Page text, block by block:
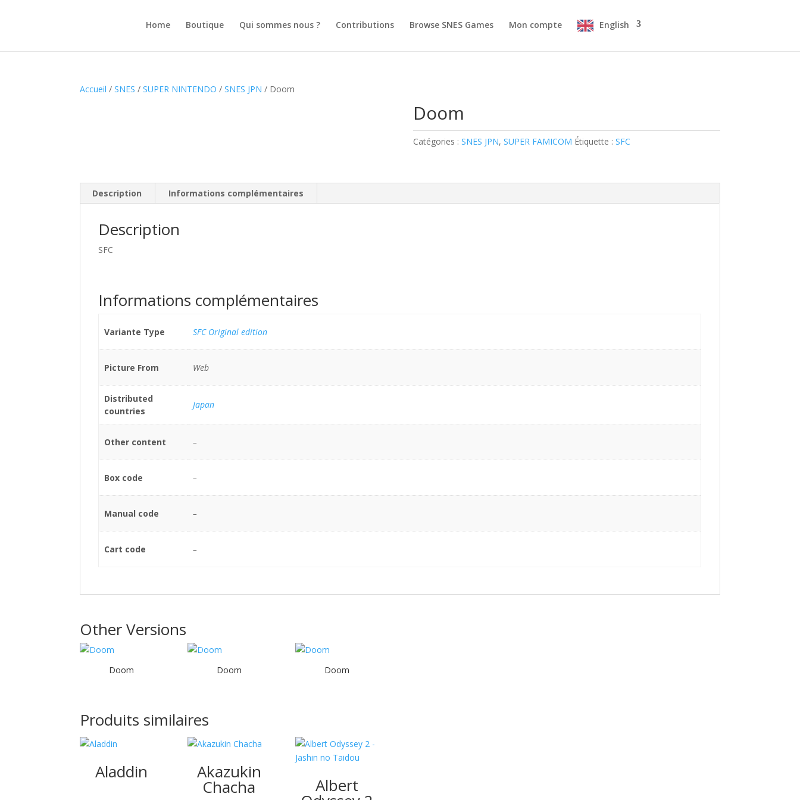
Home Boutique Qui sommes nous ? Contributions Browse SNES Games Mon compte English
Accueil /SNES /SUPER NINTENDO /SNES JPN / Doom
Doom
Catégories : SNES JPN, SUPER FAMICOM Étiquette : SFC
Description Informations complémentaires
Description
SFC
Informations complémentaires
Variante Type SFC Original edition
Picture From Web
Distributed
countries
Japan
Other content –
Box code –
Manual code –
Cart code –
Other Versions
Doom Doom Doom
Produits similaires
Aladdin Akazukin
Chacha Albert